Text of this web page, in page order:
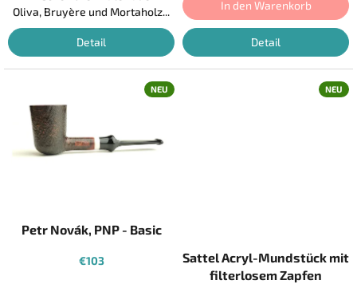
Oliva, Bruyère und Mortaholz...
Detail
In den Warenkorb
Detail
NEU
Petr Novák, PNP - Basic
€103
NEU
Sattel Acryl-Mundstück mit
filterlosem Zapfen